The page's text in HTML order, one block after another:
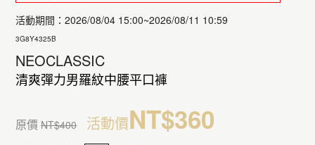
活動期間：2026/08/04 15:00~2026/08/11 10:59
3G8Y4325B
NEOCLASSIC
清爽彈力男羅紋中腰平口褲
原價NT$400 活動價NT$360